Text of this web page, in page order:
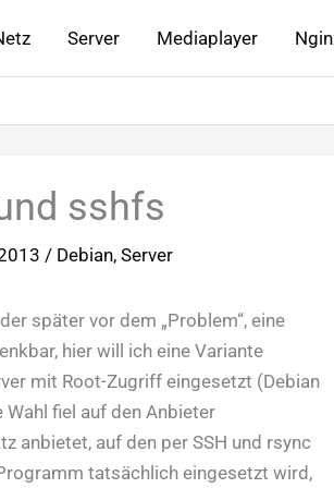
Server Mediaplayer
sshfs
/ Debian, Server
später vor dem „Problem“, eine
hier will ich eine Variante
mit Root-Zugriff eingesetzt (Debian
fiel auf den Anbieter
anbietet, auf den per SSH und rsync
tatsächlich eingesetzt wird,